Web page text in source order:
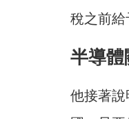
稅之前給
半導體
他接著